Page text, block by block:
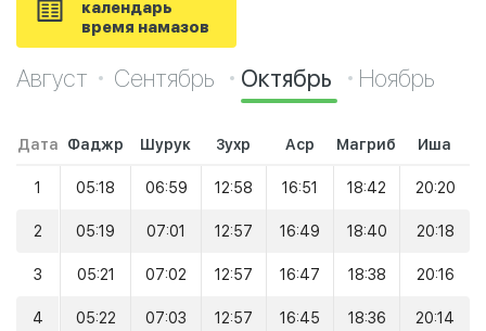
календарь
время намазов
Август Сентябрь Октябрь Ноябрь
Дата Фаджр Шурук Зухр Аср Магриб Иша
1 05:18 06:59 12:58 16:51 18:42 20:20
2 05:19 07:01 12:57 16:49 18:40 20:18
3 05:21 07:02 12:57 16:47 18:38 20:16
4 05:22 07:03 12:57 16:45 18:36 20:14